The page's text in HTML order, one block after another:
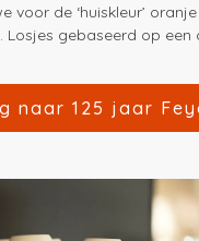
voor de ‘huiskleur’
Losjes gebaseerd op een
naar 125 jaar